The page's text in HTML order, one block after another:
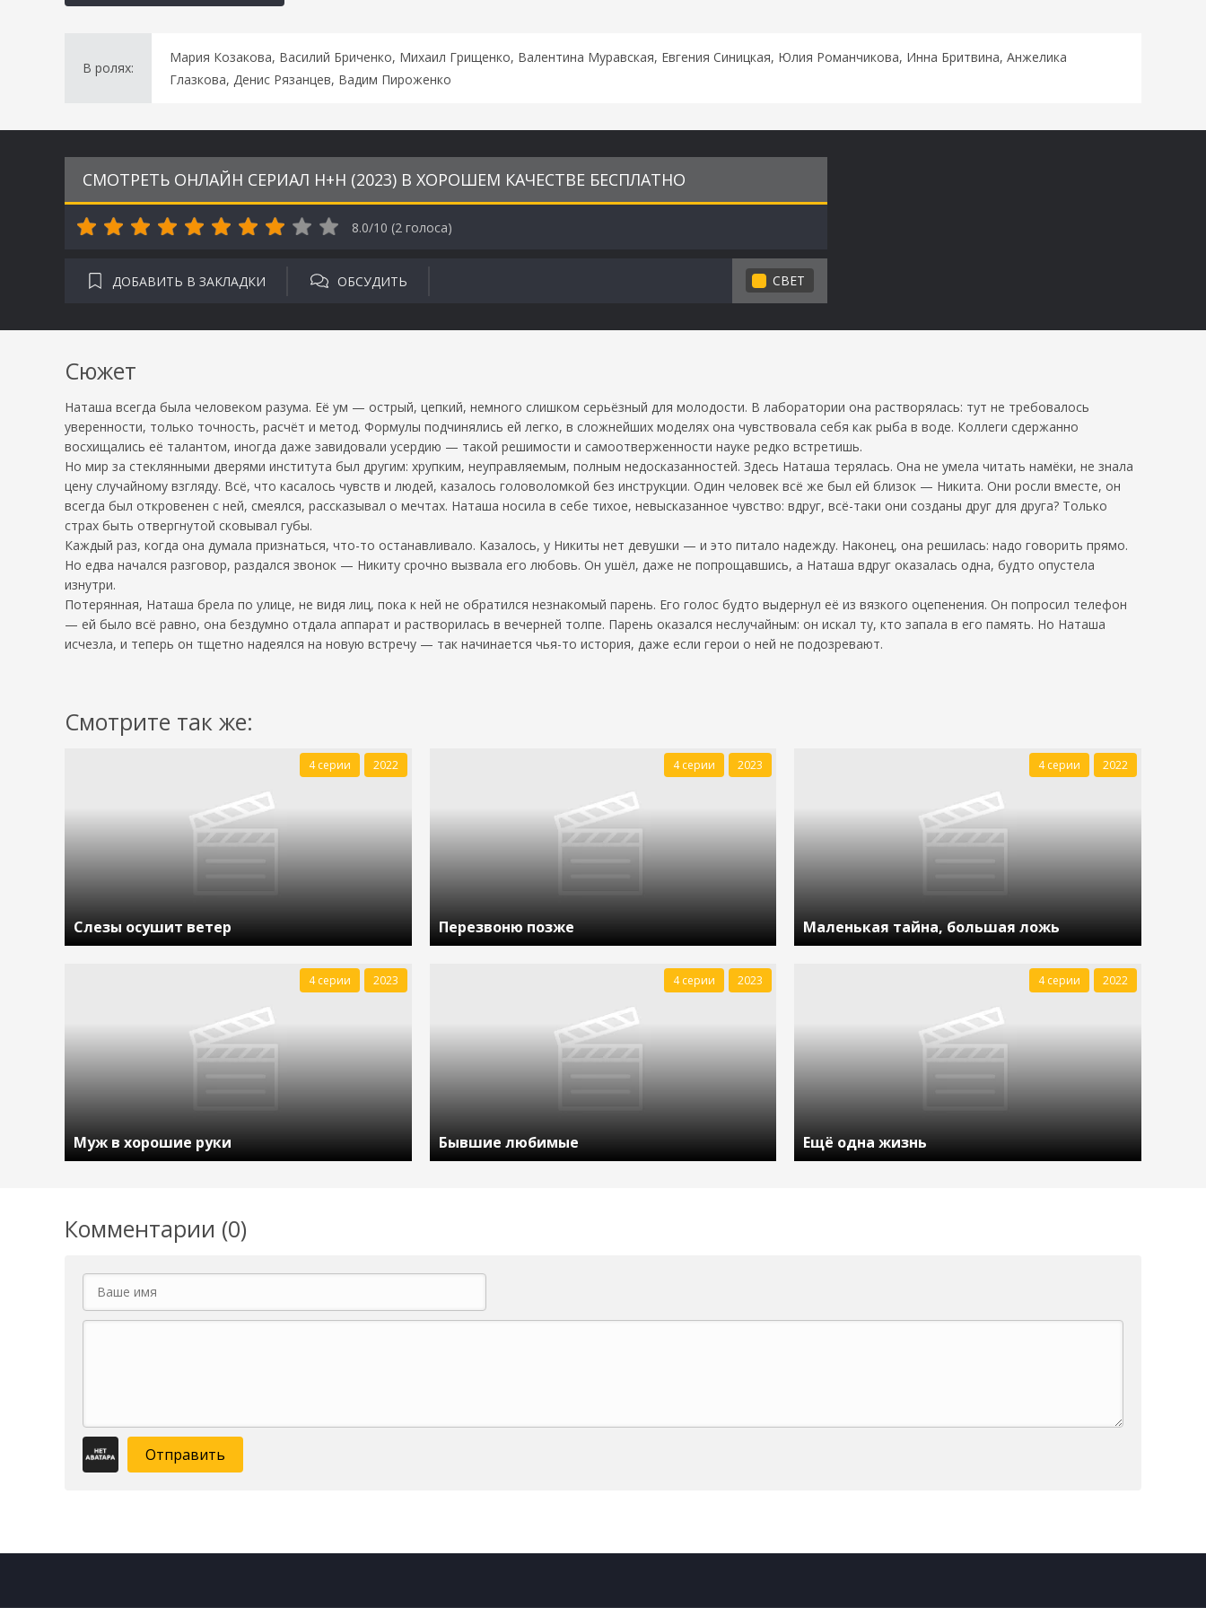
В ролях:
Мария Козакова, Василий Бриченко, Михаил Грищенко, Валентина Муравская, Евгения Синицкая, Юлия Романчикова, Инна Бритвина, Анжелика
Глазкова, Денис Рязанцев, Вадим Пироженко
СМОТРЕТЬ ОНЛАЙН СЕРИАЛ Н+Н (2023) В ХОРОШЕМ КАЧЕСТВЕ БЕСПЛАТНО
8.0/10 (2 голоса)
ДОБАВИТЬ В ЗАКЛАДКИ ОБСУДИТЬ СВЕТ
Сюжет
Наташа всегда была человеком разума. Её ум — острый, цепкий, немного слишком серьёзный для молодости. В лаборатории она растворялась: тут не требовалось
уверенности, только точность, расчёт и метод. Формулы подчинялись ей легко, в сложнейших моделях она чувствовала себя как рыба в воде. Коллеги сдержанно
восхищались её талантом, иногда даже завидовали усердию — такой решимости и самоотверженности науке редко встретишь.
Но мир за стеклянными дверями института был другим: хрупким, неуправляемым, полным недосказанностей. Здесь Наташа терялась. Она не умела читать намёки, не знала
цену случайному взгляду. Всё, что касалось чувств и людей, казалось головоломкой без инструкции. Один человек всё же был ей близок — Никита. Они росли вместе, он
всегда был откровенен с ней, смеялся, рассказывал о мечтах. Наташа носила в себе тихое, невысказанное чувство: вдруг, всё-таки они созданы друг для друга? Только
страх быть отвергнутой сковывал губы.
Каждый раз, когда она думала признаться, что-то останавливало. Казалось, у Никиты нет девушки — и это питало надежду. Наконец, она решилась: надо говорить прямо.
Но едва начался разговор, раздался звонок — Никиту срочно вызвала его любовь. Он ушёл, даже не попрощавшись, а Наташа вдруг оказалась одна, будто опустела
изнутри.
Потерянная, Наташа брела по улице, не видя лиц, пока к ней не обратился незнакомый парень. Его голос будто выдернул её из вязкого оцепенения. Он попросил телефон
— ей было всё равно, она бездумно отдала аппарат и растворилась в вечерней толпе. Парень оказался неслучайным: он искал ту, кто запала в его память. Но Наташа
исчезла, и теперь он тщетно надеялся на новую встречу — так начинается чья-то история, даже если герои о ней не подозревают.
Смотрите так же:
Слезы осушит ветер
4 серии 2022
Перезвоню позже
4 серии 2023
Маленькая тайна, большая ложь
4 серии 2022
Муж в хорошие руки
4 серии 2023
Бывшие любимые
4 серии 2023
Ещё одна жизнь
4 серии 2022
Комментарии (0)
Отправить